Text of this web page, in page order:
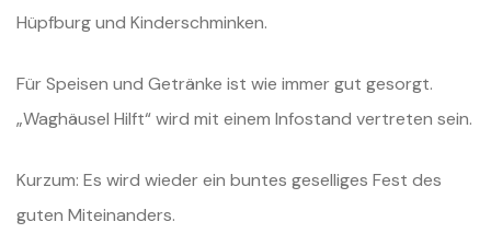
Hüpfburg und Kinderschminken.
Für Speisen und Getränke ist wie immer gut gesorgt.
„Waghäusel Hilft“ wird mit einem Infostand vertreten sein.
Kurzum: Es wird wieder ein buntes geselliges Fest des
guten Miteinanders.